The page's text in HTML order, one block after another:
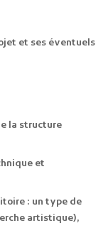
et ses éventuels
la structure
et
: un type de
artistique),